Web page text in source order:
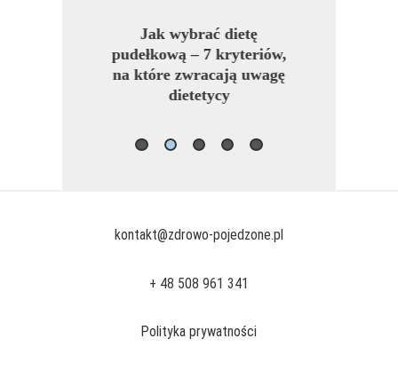
Jak wybrać dietę
pudełkową – 7 kryteriów,
na które zwracają uwagę
dietetycy
kontakt@zdrowo-pojedzone.pl
+ 48 508 961 341
Polityka prywatności